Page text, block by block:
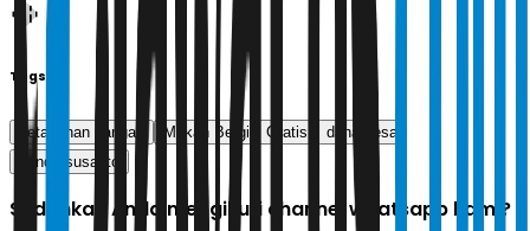
Tags
ketahanan pangan Makan Bergizi Gratis
dana desa
yandri susanto
Sudahkah Anda mengikuti channel whatsapp kami?